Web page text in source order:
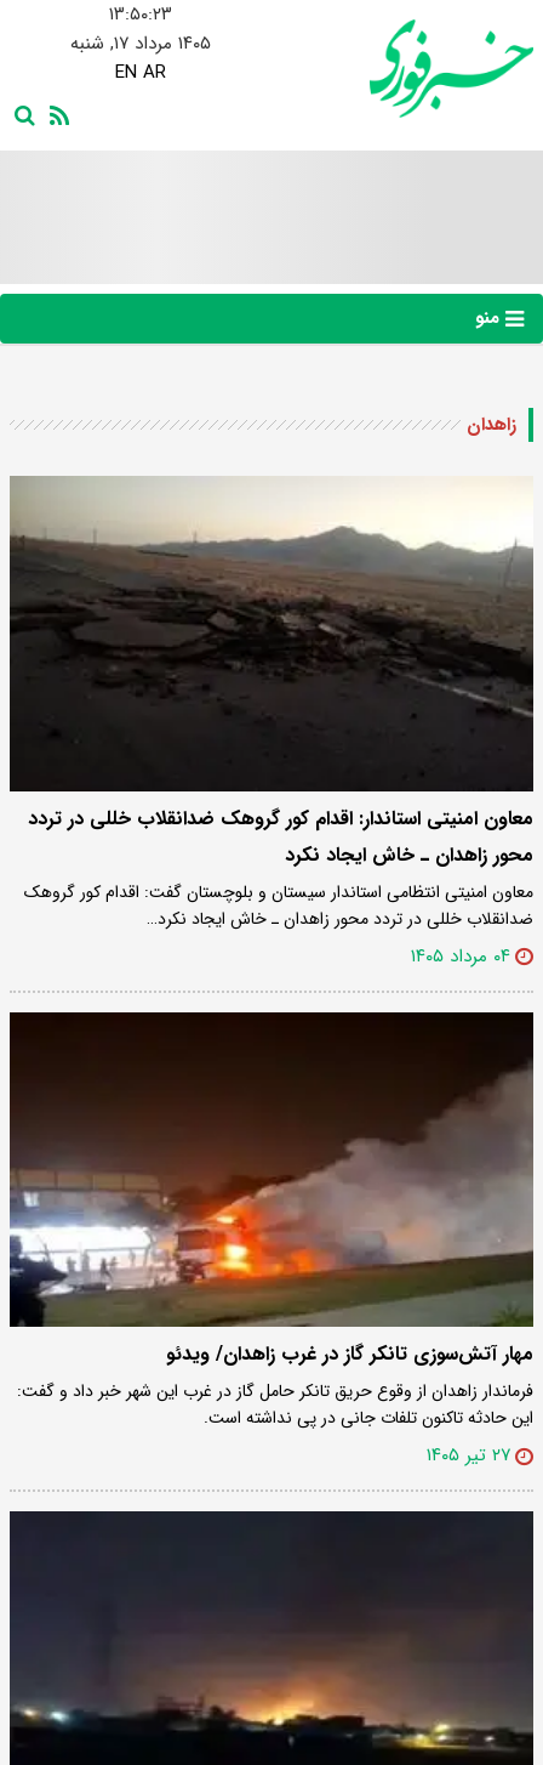
۱۳:۵۰:۲۴
۱۴۰۵ مرداد ۱۷, شنبه
EN AR
منو
زاهدان
معاون امنیتی استاندار: اقدام کور گروهک ضدانقلاب خللی در تردد
محور زاهدان ـ خاش ایجاد نکرد
معاون امنیتی انتظامی استاندار سیستان و بلوچستان گفت: اقدام کور گروهک
ضدانقلاب خللی در تردد محور زاهدان ـ خاش ایجاد نکرد…
۰۴ مرداد ۱۴۰۵
مهار آتش‌سوزی تانکر گاز در غرب زاهدان/ ویدئو
فرماندار زاهدان از وقوع حریق تانکر حامل گاز در غرب این شهر خبر داد و گفت:
این حادثه تاکنون تلفات جانی در پی نداشته است.
۲۷ تیر ۱۴۰۵